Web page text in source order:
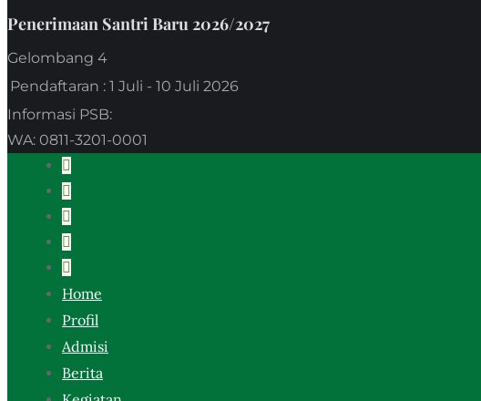
Penerimaan Santri Baru 2026/2027
Gelombang 4
Pendaftaran : 1 Juli - 10 Juli 2026
Informasi PSB:
WA: 0811-3201-0001
Home
Profil
Admisi
Berita